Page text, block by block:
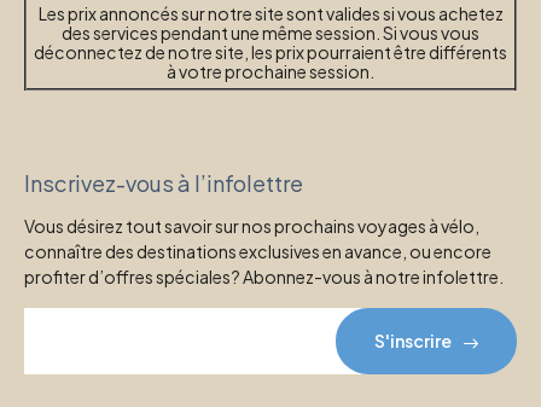
Les prix annoncés sur notre site sont valides si vous achetez
des services pendant une même session. Si vous vous
déconnectez de notre site, les prix pourraient être différents
à votre prochaine session.
Inscrivez-vous à l’infolettre
Vous désirez tout savoir sur nos prochains voyages à vélo,
connaître des destinations exclusives en avance, ou encore
profiter d’offres spéciales? Abonnez-vous à notre infolettre.
S'inscrire